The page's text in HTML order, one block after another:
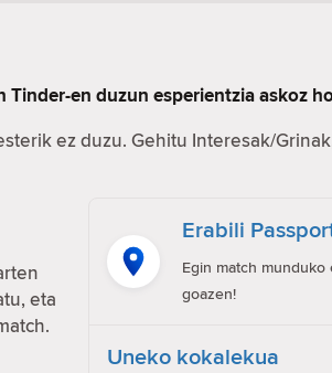
en duzun esperientzia askoz
ez duzu. Gehitu Interesak/
eta
Erabili
Egin match
goazen!
Uneko kokalekua